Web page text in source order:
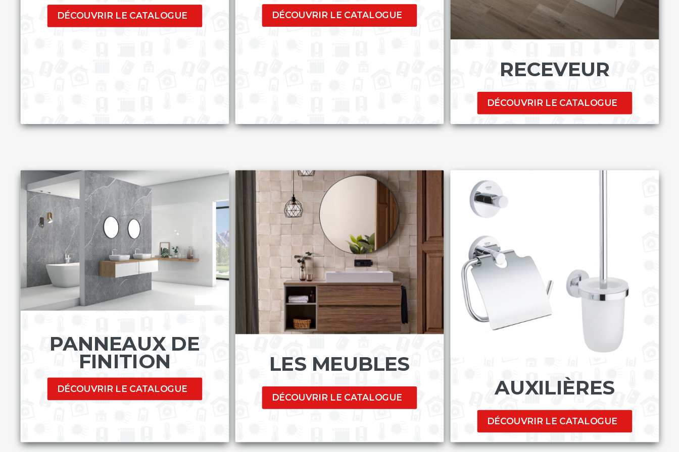
DÉCOUVRIR LE CATALOGUE DÉCOUVRIR LE CATALOGUE
RECEVEUR
DÉCOUVRIR LE CATALOGUE
PANNEAUX DE
FINITION
DÉCOUVRIR LE CATALOGUE
LES MEUBLES
DÉCOUVRIR LE CATALOGUE AUXILIÈRES
DÉCOUVRIR LE CATALOGUE